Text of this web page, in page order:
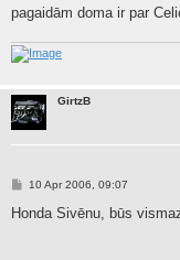
pagaidām doma ir par
GirtzB
P
s
10 Apr 2006, 09:07
Honda Sivēnu, būs